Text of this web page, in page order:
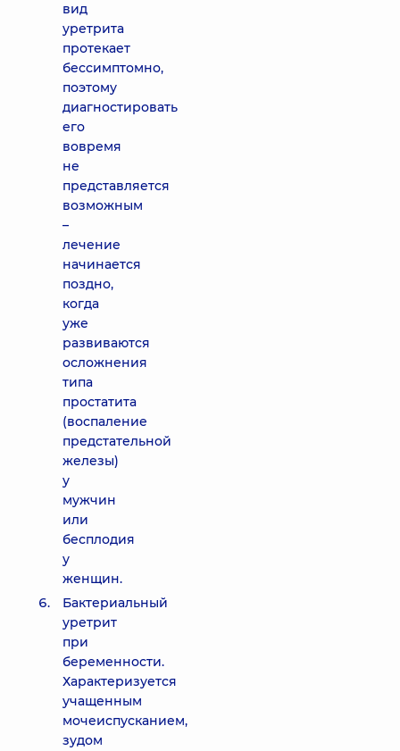
вид
уретрита
протекает
бессимптомно,
поэтому
диагностировать
его
вовремя
не
представляется
возможным
–
лечение
начинается
поздно,
когда
уже
развиваются
осложнения
типа
простатита
(воспаление
предстательной
железы)
у
мужчин
или
бесплодия
у
женщин.
Бактериальный
уретрит
при
беременности.
Характеризуется
учащенным
мочеиспусканием,
зудом